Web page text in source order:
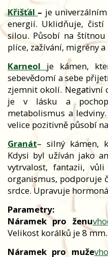
Křišťál – je
energií. Uklidňuje,
silou. Působí na
plíce, zažívání, migrény a
Karneol je kámen,
sebevědomí a sebe
zjemnit okolí. Negativní
je v lásku a
metabolismus a
velice pozitivně působí
Granát– silný kámen,
Kdysi byl užíván jako
vytrvalost, fantazii, vůli
organismus, podporuje
srdce. Upravuje
Parametry:
Náramek pro ženu
Velikost korálků je 8 mm.
Náramek pro muže